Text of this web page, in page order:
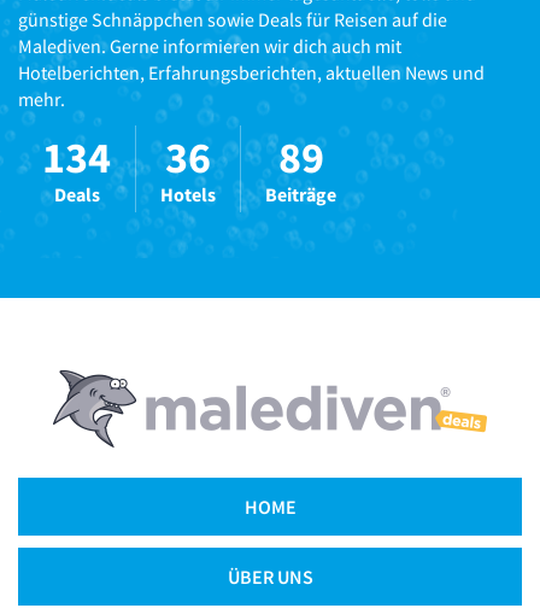
günstige Schnäppchen sowie Deals für Reisen auf die
Malediven. Gerne informieren wir dich auch mit
Hotelberichten, Erfahrungsberichten, aktuellen News und
mehr.
134
Deals
36
Hotels
89
Beiträge
HOME
ÜBER UNS